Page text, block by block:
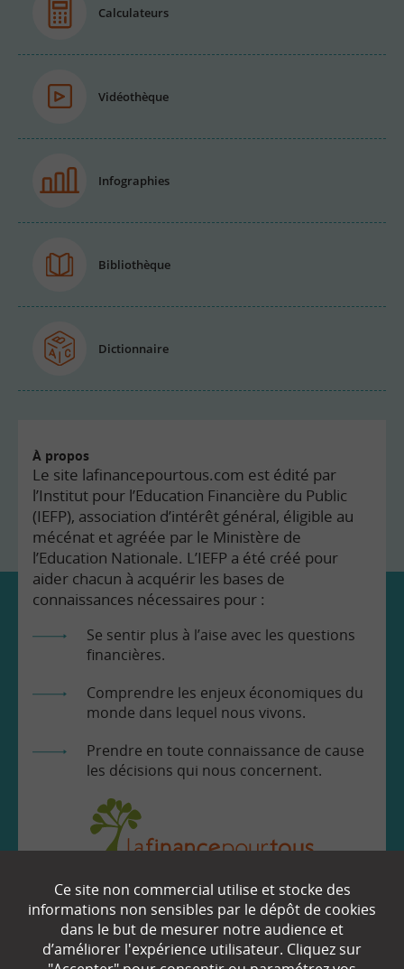
Calculateurs
Vidéothèque
Infographies
Bibliothèque
Dictionnaire
À propos
Le site lafinancepourtous.com est édité par
l’Institut pour l’Education Financière du Public
(IEFP), association d’intérêt général, éligible au
mécénat et agréée par le Ministère de
l’Education Nationale. L’IEFP a été créé pour
aider chacun à acquérir les bases de
connaissances nécessaires pour :
Se sentir plus à l’aise avec les questions
financières.
Comprendre les enjeux économiques du
monde dans lequel nous vivons.
Prendre en toute connaissance de cause
les décisions qui nous concernent.
EN SAVOIR
Ce site non commercial utilise et stocke des
informations non sensibles par le dépôt de cookies
dans le but de mesurer notre audience et
d’améliorer l'expérience utilisateur. Cliquez sur